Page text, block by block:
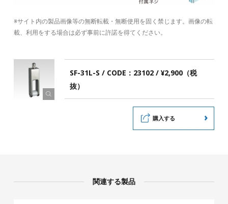
※サイト内の製品画像等の無断転載・無断使用を固く禁じます。画像の転
載、利用をする場合は必ず事前に許諾を得てください。
SF-31L-S / CODE：23102 / ¥2,900（税
抜）
購入する
関連する製品